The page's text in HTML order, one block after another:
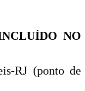
NO
RJ (ponto de